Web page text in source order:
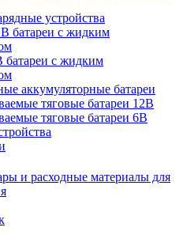
устройства
батареи с жидким
батареи с жидким
аккумуляторные батареи
тяговые батареи 12В
тяговые батареи 6В
и расходные материалы для